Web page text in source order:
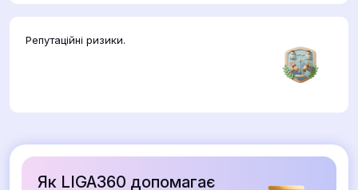
Репутаційні ризики.
Як LIGA360 допомагає